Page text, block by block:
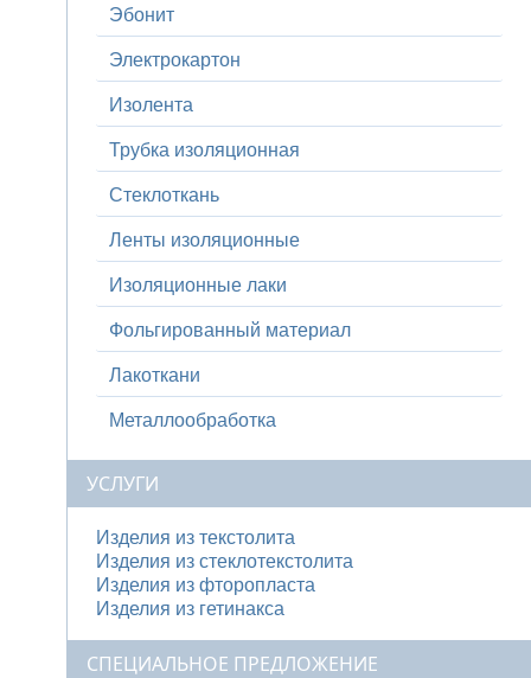
Эбонит
Электрокартон
Изолента
Трубка изоляционная
Стеклоткань
Ленты изоляционные
Изоляционные лаки
Фольгированный материал
Лакоткани
Металлообработка
УСЛУГИ
Изделия из текстолита
Изделия из стеклотекстолита
Изделия из фторопласта
Изделия из гетинакса
СПЕЦИАЛЬНОЕ ПРЕДЛОЖЕНИЕ